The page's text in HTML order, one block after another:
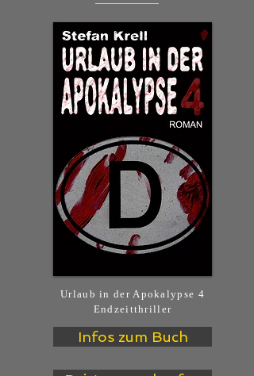
Urlaub in der Apokalypse 4
Endzeitthriller
Infos zum Buch